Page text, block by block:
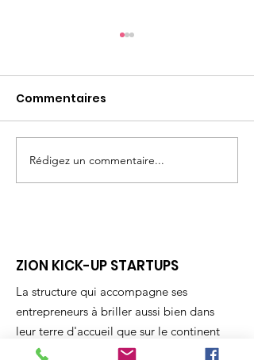
"Je ne veux pas aller à
l'école!"
Commentaires
Rédigez un commentaire...
ZION KICK-UP STARTUPS
La structure qui accompagne ses
entrepreneurs à briller aussi bien dans
leur terre d'accueil que sur le continent
africain. Faites une différence en